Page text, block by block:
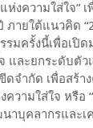
งความใส่ใจ”
ยใต้แนวคิด
มครั้งนี้เพื่อเปิ
และยกระดับตัว
ำกัด เพื่อสร้า
ามใส่ใจ หรือ
บุคลากรและเ